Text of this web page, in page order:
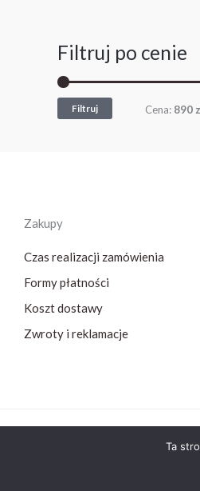
Filtruj po cenie
Filtruj Cena: 890
Zakupy
Czas realizacji zamówienia
Formy płatności
Koszt dostawy
Zwroty i reklamacje
Copyright © 2026 AB MedicalTa